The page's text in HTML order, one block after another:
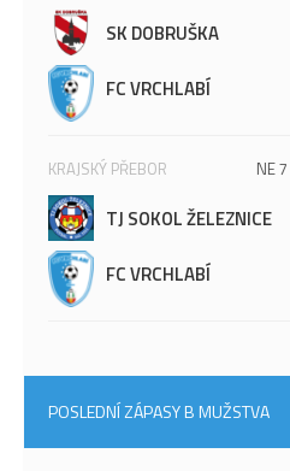
SK DOBRUŠKA
FC VRCHLABÍ
KRAJSKÝ PŘEBOR NE
TJ SOKOL ŽELEZNICE
FC VRCHLABÍ
POSLEDNÍ ZÁPASY B MUŽSTVA